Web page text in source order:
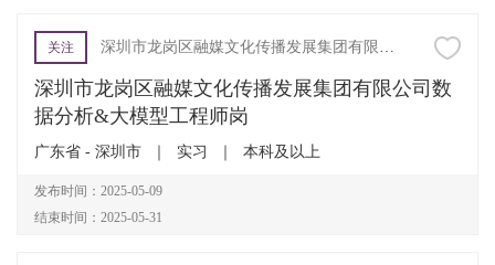
关注 深圳市龙岗区融媒文化传播发展集团有限公司
深圳市龙岗区融媒文化传播发展集团有限公司数
据分析&大模型工程师岗
广东省 - 深圳市 实习 本科及以上
发布时间：2025-05-09
结束时间：2025-05-31